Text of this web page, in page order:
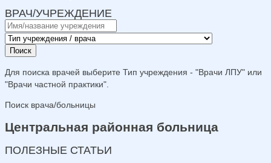
ВРАЧ/УЧРЕЖДЕНИЕ
Поиск
Для поиска врачей выберите Тип учреждения - "Врачи ЛПУ" или
"Врачи частной практики".
Поиск врача/больницы
Центральная районная больница
ПОЛЕЗНЫЕ СТАТЬИ